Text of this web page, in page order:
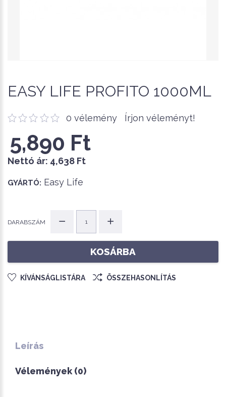
EASY LIFE PROFITO 1000ML
0 vélemény Írjon véleményt!
5,890 Ft
Nettó ár: 4,638 Ft
GYÁRTÓ: Easy Life
DARABSZÁM
KOSÁRBA
KÍVÁNSÁGLISTÁRA ÖSSZEHASONLÍTÁS
Leírás
Vélemények (0)